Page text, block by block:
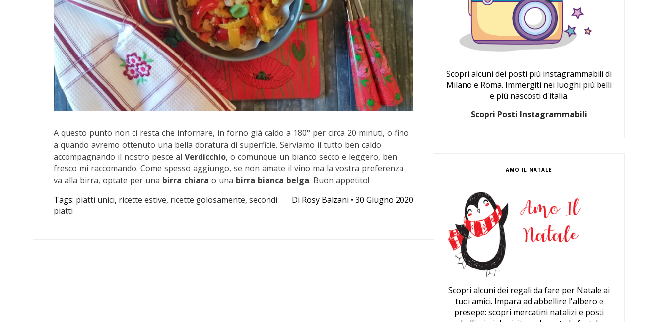
A questo punto non ci resta che infornare, in forno già caldo a 180° per circa 20 minuti, o fino
a quando avremo ottenuto una bella doratura di superficie. Serviamo il tutto ben caldo
accompagnando il nostro pesce al Verdicchio, o comunque un bianco secco e leggero, ben
fresco mi raccomando. Come spesso aggiungo, se non amate il vino ma la vostra preferenza
va alla birra, optate per una birra chiara o una birra bianca belga. Buon appetito!
Di Rosy Balzani •30 Giugno 2020
Tags: piatti unici, ricette estive, ricette golosamente, secondi
piatti
Scopri alcuni dei posti più instagrammabili di
Milano e Roma. Immergiti nei luoghi più belli
e più nascosti d'italia.
Scopri Posti Instagrammabili
AMO IL NATALE
Scopri alcuni dei regali da fare per Natale ai
tuoi amici. Impara ad abbellire l'albero e
presepe: scopri mercatini natalizi e posti